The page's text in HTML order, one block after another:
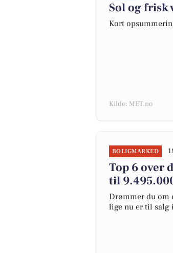
Sol og frisk
Kort
Kilde: MET.no
BOLIGMARKED
Top 6 over
til
Drømmer du om
lige nu er til salg